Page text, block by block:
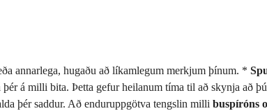
annarlega, hugaðu að líkamlegum merkjum þínum. *
á milli bita. Þetta gefur heilanum tíma til að skynja að
þér saddur. Að enduruppgötva tengslin milli buspíróns